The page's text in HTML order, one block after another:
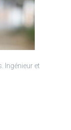
Ingénieur et